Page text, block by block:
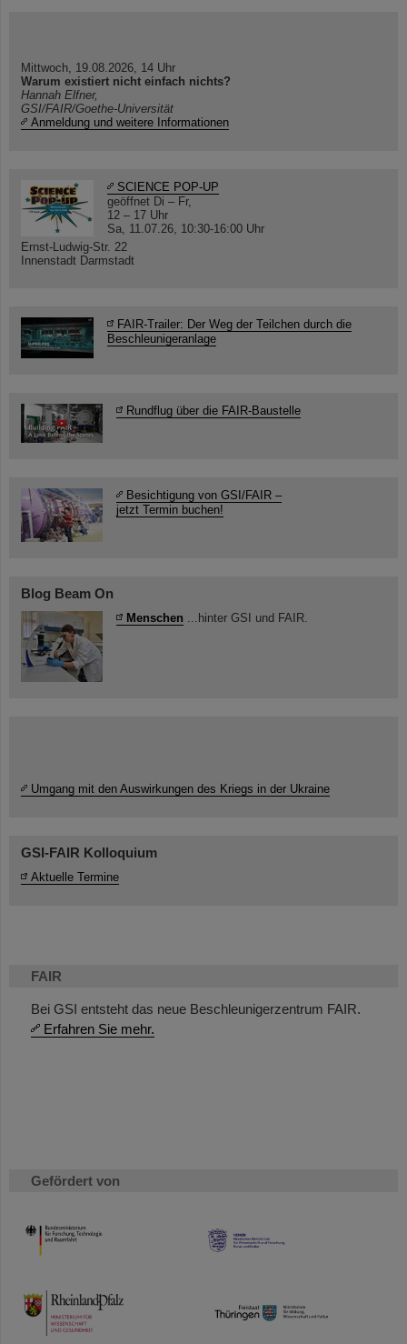
FAIR
Bei GSI entsteht das neue Beschleunigerzentrum FAIR.
Erfahren Sie mehr.
Gefördert von
HMWK
TMWWDG
Mittwoch, 19.08.2026, 14 Uhr
Warum existiert nicht einfach nichts?
Hannah Elfner,
GSI/FAIR/Goethe-Universität
Anmeldung und weitere Informationen
SCIENCE POP-UP
geöffnet Di – Fr,
12 – 17 Uhr
Sa, 11.07.26, 10:30-16:00 Uhr
Ernst-Ludwig-Str. 22
Innenstadt Darmstadt
FAIR-Trailer: Der Weg der Teilchen durch die
Beschleunigeranlage
Rundflug über die FAIR-Baustelle
Besichtigung von GSI/FAIR –
jetzt Termin buchen!
Blog Beam On
Menschen ...hinter GSI und FAIR.
Umgang mit den Auswirkungen des Kriegs in der Ukraine
GSI-FAIR Kolloquium
Aktuelle Termine